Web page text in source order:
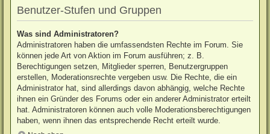
Benutzer-Stufen und Gruppen
Was sind Administratoren?
Administratoren haben die umfassendsten Rechte im Forum. Sie
können jede Art von Aktion im Forum ausführen; z. B.
Berechtigungen setzen, Mitglieder sperren, Benutzergruppen
erstellen, Moderationsrechte vergeben usw. Die Rechte, die ein
Administrator hat, sind allerdings davon abhängig, welche Rechte
ihnen ein Gründer des Forums oder ein anderer Administrator erteilt
hat. Administratoren können auch volle Moderationsberechtigungen
haben, wenn ihnen das entsprechende Recht erteilt wurde.